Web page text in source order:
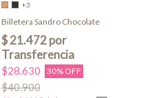
+3
Billetera Sandro Chocolate
$28.630 30% OFF
$40.900